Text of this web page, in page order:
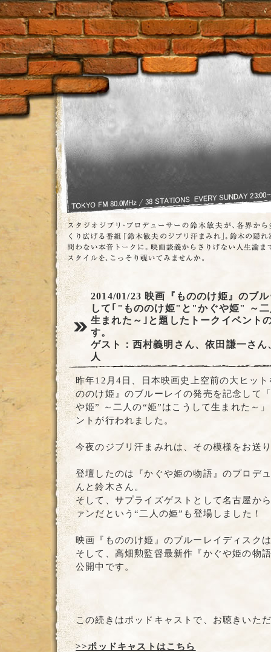
2014/01/23 映画『もののけ姫』のブ
して｢"もののけ姫"と"かぐや姫" ～
生まれた～｣と題したトークイベント
す。
ゲスト：西村義明さん、依田謙一さ
人
昨年12月4日、日本映画史上空前の大ヒッ
ののけ姫』のブルーレイの発売を記念して
や姫” ～二人の“姫”はこうして生まれた～
ントが行われました。
今夜のジブリ汗まみれは、その模様をお送
登壇したのは『かぐや姫の物語』のプロデ
んと鈴木さん。
そして、サプライズゲストとして名古屋か
ァンだという“二人の姫”も登場しました！
映画『もののけ姫』のブルーレイディスク
そして、高畑勲監督最新作『かぐや姫の物
公開中です。
この続きはポッドキャストで、お聴きいた
>>ポッドキャストはこちら